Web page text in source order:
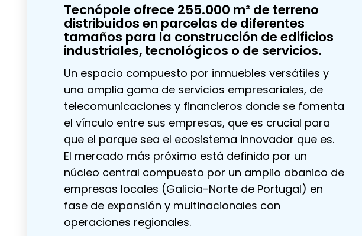
Tecnópole ofrece 255.000 m² de terreno
distribuidos en parcelas de diferentes
tamaños para la construcción de edificios
industriales, tecnológicos o de servicios.
Un espacio compuesto por inmuebles versátiles y
una amplia gama de servicios empresariales, de
telecomunicaciones y financieros donde se fomenta
el vínculo entre sus empresas, que es crucial para
que el parque sea el ecosistema innovador que es.
El mercado más próximo está definido por un
núcleo central compuesto por un amplio abanico de
empresas locales (Galicia-Norte de Portugal) en
fase de expansión y multinacionales con
operaciones regionales.